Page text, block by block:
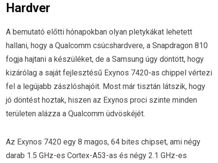
Hardver
A bemutató előtti hónapokban olyan pletykákat lehetett
hallani, hogy a Qualcomm csúcshardvere, a Snapdragon 810
fogja hajtani a készüléket, de a Samsung úgy döntött, hogy
kizárólag a saját fejlesztésű Exynos 7420-as chippel vértezi
fel a legújabb zászlóshajóit. Most már tisztán látszik, hogy
jó döntést hoztak, hiszen az Exynos proci szinte minden
területen alázza a Qualcomm üdvöskéjét.
Az Exynos 7420 egy 8 magos, 64 bites chipset, ami négy
darab 1.5 GHz-es Cortex-A53-as és négy 2.1 GHz-es